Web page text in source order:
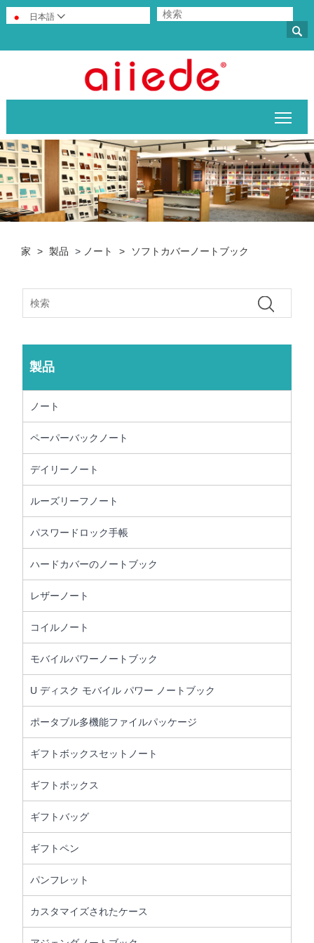

日本語 
家 > 製品 > ノート > ソフトカバーノートブック
製品
ノート
ペーパーバックノート
デイリーノート
ルーズリーフノート
パスワードロック手帳
ハードカバーのノートブック
レザーノート
コイルノート
モバイルパワーノートブック
U ディスク モバイル パワー ノートブック
ポータブル多機能ファイルパッケージ
ギフトボックスセットノート
ギフトボックス
ギフトバッグ
ギフトペン
パンフレット
カスタマイズされたケース